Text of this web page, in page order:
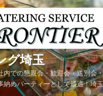
グ埼玉
内での懇親会・歓迎会・送別会
納めパーティーとして最適！埼